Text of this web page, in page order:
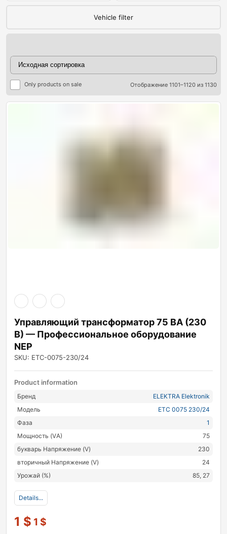
Vehicle filter
Only products on sale Отображение 1101–1120 из 1130
Управляющий трансформатор 75 ВА (230
В) — Профессиональное оборудование
NEP
SKU: ETC-0075-230/24
Product information
Бренд
ELEKTRA Elektronik
Модель
ETC 0075 230/24
Фаза
1
Мощность (VА)
75
букварь Напряжение (V)
230
вторичный Напряжение (V)
24
Урожай (%)
85, 27
Details...
1 $ 1 $